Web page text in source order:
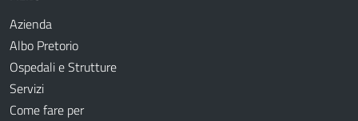
Azienda
Albo Pretorio
Ospedali e Strutture
Servizi
Come fare per